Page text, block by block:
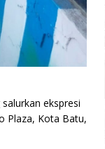
ekspresi
Plaza, Kota Batu,